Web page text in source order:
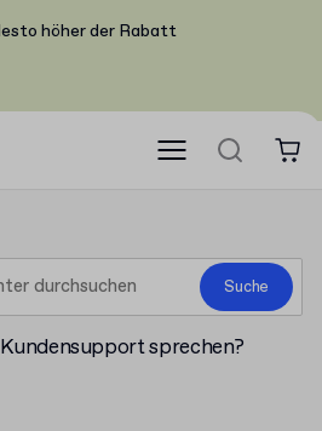
höher der Rabatt
Suche
sprechen?